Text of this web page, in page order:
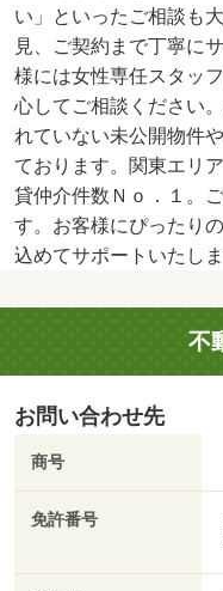
い」といったご相談も
見、ご契約まで丁寧に
様には女性専任スタッ
心してご相談ください
れていない未公開物件
ております。関東エリ
貸仲介件数Ｎｏ．１。
す。お客様にぴったり
込めてサポートいたしま
不
お問い合わせ先
商号
免許番号